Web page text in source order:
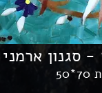
סגנון ארמני